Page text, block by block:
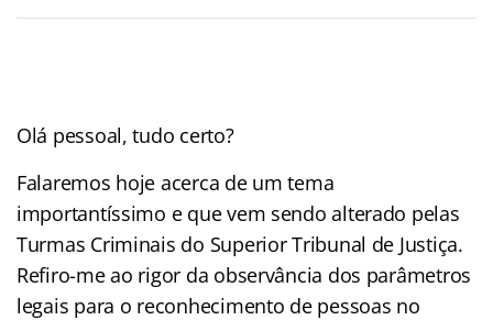
Olá pessoal, tudo certo?
Falaremos hoje acerca de um tema
importantíssimo e que vem sendo alterado pelas
Turmas Criminais do Superior Tribunal de Justiça.
Refiro-me ao rigor da observância dos parâmetros
legais para o reconhecimento de pessoas no